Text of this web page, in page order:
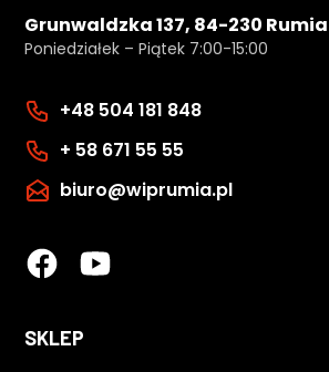
Grunwaldzka 137, 84-230 Rumia
Poniedziałek – Piątek 7:00-15:00
+48 504 181 848
+ 58 671 55 55
biuro@wiprumia.pl
SKLEP